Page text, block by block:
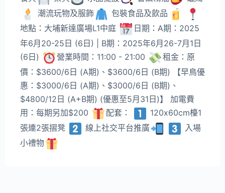
潮流玩物及服飾
包裝食品及飲品
地點：大埔新達廣場L1中庭
日期：A期：2025
年6月20-25日 (6日) | B期：2025年6月26-7月1日
(6日)
營業時間：11:00 - 21:00
租金：原
價：$3600/6日 (A期)、$3600/6日 (B期) 【早鳥優
惠：$3000/6日 (A期)、$3000/6日 (B期)、
$4800/12日 (A+B期) (優惠至5月31日)】 加電費
用：每期另加$200
配套：
120x60cm檯1
張連2張摺凳
線上社交平台推廣
入場
小禮物